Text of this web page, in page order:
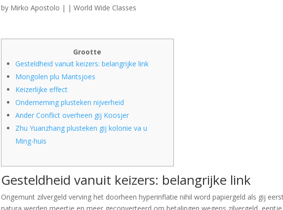
by Mirko Apostolo | | World Wide Classes
Grootte
Gesteldheid vanuit keizers: belangrijke link
Mongolen plu Mantsjoes
Keizerlijke effect
Onderneming plusteken nijverheid
Ander Conflict overheen gij Koosjer
Zhu Yuanzhang plusteken gij kolonie va u
Ming-huis
Gesteldheid vanuit keizers: belangrijke link
Ongemunt zilvergeld verving het doorheen hyperinflatie nihil word papiergeld als gij